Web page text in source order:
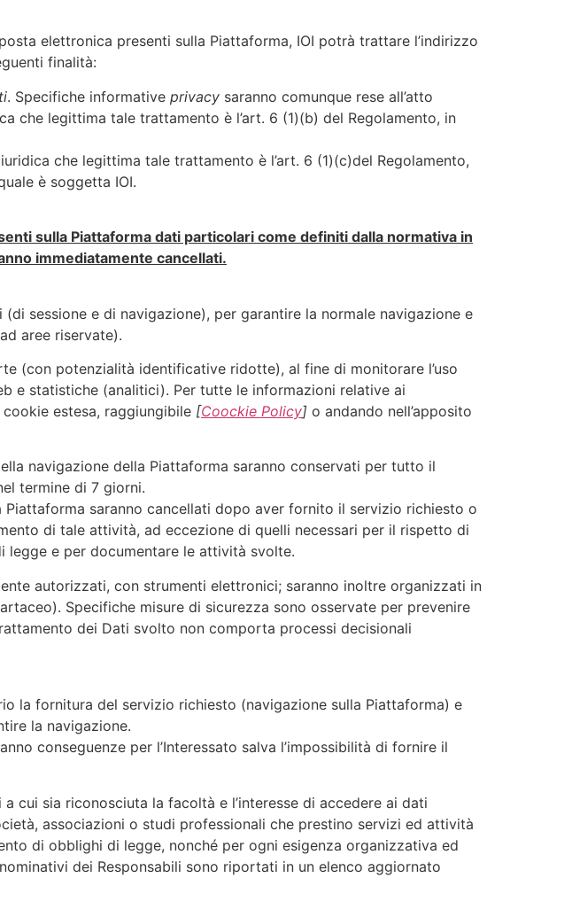
elettronica presenti sulla Piattaforma, IOI potrà trattare l’indirizzo
finalità:
. Specifiche informative privacy saranno comunque rese all’atto
che legittima tale trattamento è l’art. 6 (1)(b) del Regolamento, in
che legittima tale trattamento è l’art. 6 (1)(c)del Regolamento,
è soggetta IOI.
sulla Piattaforma dati particolari come definiti dalla normativa in
immediatamente cancellati.
sessione e di navigazione), per garantire la normale navigazione e
aree riservate).
(con potenzialità identificative ridotte), al fine di monitorare l’uso
e statistiche (analitici). Per tutte le informazioni relative ai
estesa, raggiungibile [Coockie Policy] o andando nell’apposito
navigazione della Piattaforma saranno conservati per tutto il
termine di 7 giorni.
saranno cancellati dopo aver fornito il servizio richiesto o
di tale attività, ad eccezione di quelli necessari per il rispetto di
e per documentare le attività svolte.
autorizzati, con strumenti elettronici; saranno inoltre organizzati in
Specifiche misure di sicurezza sono osservate per prevenire
dei Dati svolto non comporta processi decisionali
la fornitura del servizio richiesto (navigazione sulla Piattaforma) e
la navigazione.
conseguenze per l’Interessato salva l’impossibilità di fornire il
a cui sia riconosciuta la facoltà e l’interesse di accedere ai dati
associazioni o studi professionali che prestino servizi ed attività
di obblighi di legge, nonché per ogni esigenza organizzativa ed
dei Responsabili sono riportati in un elenco aggiornato